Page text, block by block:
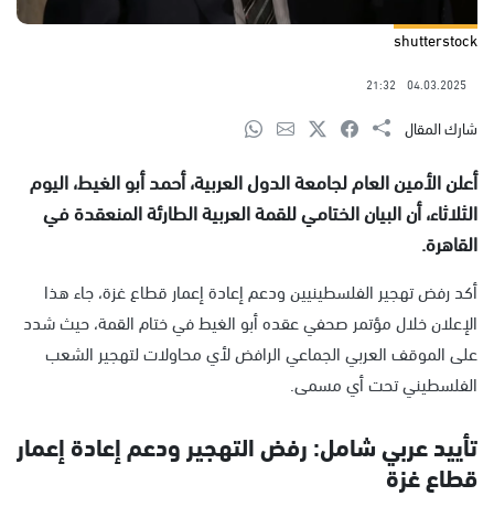
shutterstock
04.03.2025
21:32
شارك المقال
أعلن الأمين العام لجامعة الدول العربية، أحمد أبو الغيط، اليوم
الثلاثاء، أن البيان الختامي للقمة العربية الطارئة المنعقدة في
القاهرة.
أكد رفض تهجير الفلسطينيين ودعم إعادة إعمار قطاع غزة، جاء هذا
الإعلان خلال مؤتمر صحفي عقده أبو الغيط في ختام القمة، حيث شدد
على الموقف العربي الجماعي الرافض لأي محاولات لتهجير الشعب
الفلسطيني تحت أي مسمى.
تأييد عربي شامل: رفض التهجير ودعم إعادة إعمار
قطاع غزة